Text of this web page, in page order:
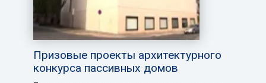
Призовые проекты архитектурного
конкурса пассивных домов